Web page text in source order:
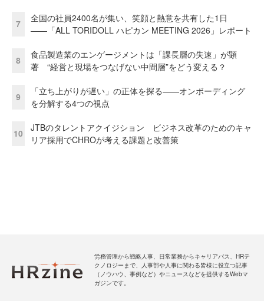
7
全国の社員2400名が集い、笑顔と熱意を共有した1日
――「ALL TORIDOLL ハピカン MEETING 2026」レポート
8
食品製造業のエンゲージメントは「課長層の失速」が顕
著 “経営と現場をつなげない中間層”をどう変える？
9
「立ち上がりが遅い」の正体を探る——オンボーディング
を分解する4つの視点
10
JTBのタレントアクイジション ビジネス改革のためのキャ
リア採用でCHROが考える課題と改善策
労務管理から戦略人事、日常業務からキャリアパス、HRテ
クノロジーまで、人事部や人事に関わる皆様に役立つ記事
（ノウハウ、事例など）やニュースなどを提供するWebマ
ガジンです。